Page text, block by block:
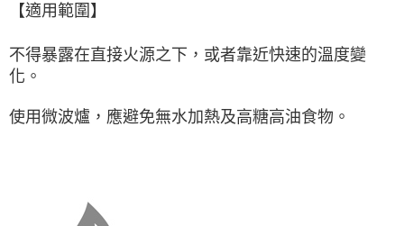
【適用範圍】
不得暴露在直接火源之下，或者靠近快速的溫度變
化。
使用微波爐，應避免無水加熱及高糖高油食物 。